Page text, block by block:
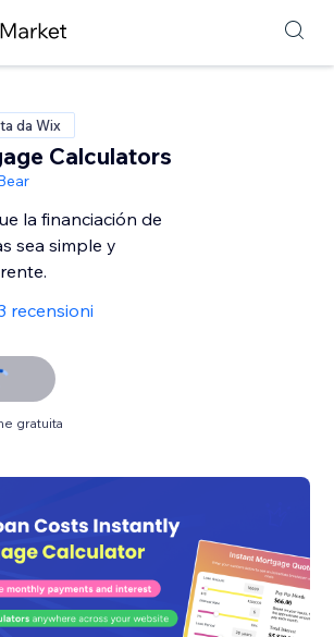
da Wix
Calculators
la financiación de
sea simple y
recensioni
gratuita